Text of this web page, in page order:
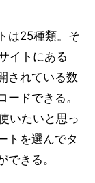
は25種類。そ
イトにある
されている数
ドできる。
いたいと思っ
トを選んでタ
きる。